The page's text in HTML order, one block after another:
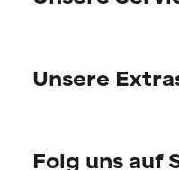
FAQ
Internationale
Unsere
Persönliche
Folg uns auf